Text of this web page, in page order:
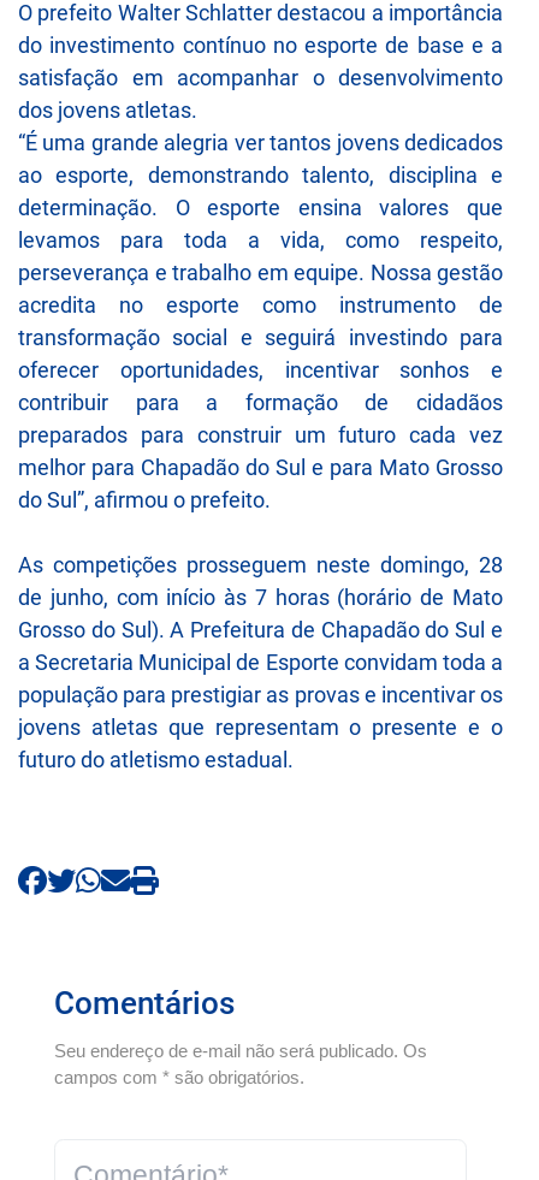
O prefeito Walter Schlatter destacou a importância
do investimento contínuo no esporte de base e a
satisfação em acompanhar o desenvolvimento
dos jovens atletas.
“É uma grande alegria ver tantos jovens dedicados
ao esporte, demonstrando talento, disciplina e
determinação. O esporte ensina valores que
levamos para toda a vida, como respeito,
perseverança e trabalho em equipe. Nossa gestão
acredita no esporte como instrumento de
transformação social e seguirá investindo para
oferecer oportunidades, incentivar sonhos e
contribuir para a formação de cidadãos
preparados para construir um futuro cada vez
melhor para Chapadão do Sul e para Mato Grosso
do Sul”, afirmou o prefeito.
As competições prosseguem neste domingo, 28
de junho, com início às 7 horas (horário de Mato
Grosso do Sul). A Prefeitura de Chapadão do Sul e
a Secretaria Municipal de Esporte convidam toda a
população para prestigiar as provas e incentivar os
jovens atletas que representam o presente e o
futuro do atletismo estadual.
Comentários
Seu endereço de e-mail não será publicado. Os
campos com * são obrigatórios.